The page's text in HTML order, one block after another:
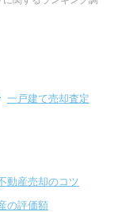
一戸建て売却査定
動産売却のコツ
の評価額